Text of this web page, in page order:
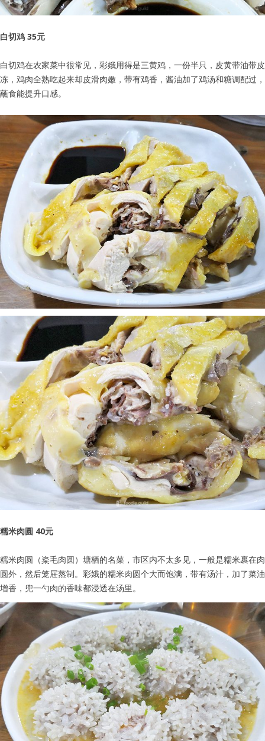
白切鸡 35元
白切鸡在农家菜中很常见，彩娥用得是三黄鸡，一份半只，皮黄带油带皮
冻，鸡肉全熟吃起来却皮滑肉嫩，带有鸡香，酱油加了鸡汤和糖调配过，
蘸食能提升口感。
糯米肉圆 40元
糯米肉圆（粢毛肉圆）塘栖的名菜，市区内不太多见，一般是糯米裹在肉
圆外，然后笼屉蒸制。彩娥的糯米肉圆个大而饱满，带有汤汁，加了菜油
增香，兜一勺肉的香味都浸透在汤里。